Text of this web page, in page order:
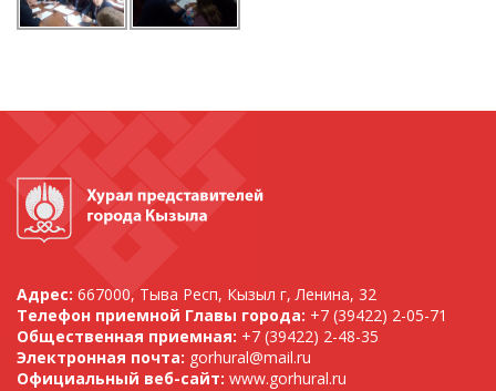
Адрес: 667000, Тыва Респ, Кызыл г, Ленина, 32
Телефон приемной Главы города: +7 (39422) 2-05-71
Общественная приемная: +7 (39422) 2-48-35
Электронная почта: gorhural@mail.ru
Официальный веб-сайт: www.gorhural.ru